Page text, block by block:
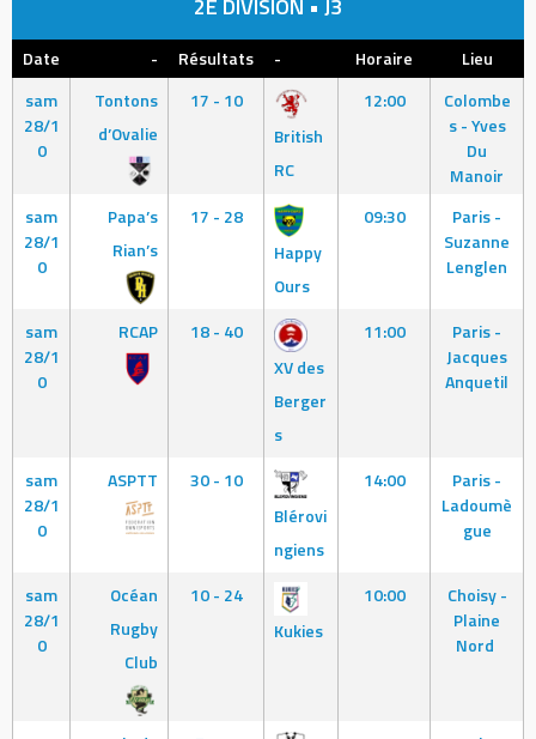
2E DIVISION • J3
Date - Résultats - Horaire
Lieu
sam
28/1
0
Tontons
d’Ovalie
17 - 10
British
RC
12:00
Colombe
s - Yves
Du
Manoir
sam
28/1
0
Papa’s
Rian’s
17 - 28
Happy
Ours
09:30
Paris -
Suzanne
Lenglen
sam
28/1
0
RCAP
18 - 40
XV des
Berger
s
11:00
Paris -
Jacques
Anquetil
sam
28/1
0
ASPTT
30 - 10
Blérovi
ngiens
14:00
Paris -
Ladoumè
gue
sam
28/1
0
Océan
Rugby
Club
10 - 24
Kukies
10:00
Choisy -
Plaine
Nord